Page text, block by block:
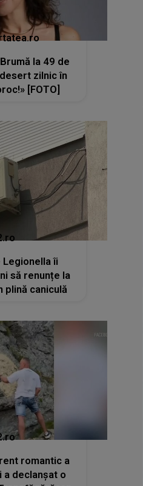
la 49 de
zilnic în
[FOTO]
Legionella îi
să renunțe la
plină caniculă
romantic a
declanșat o